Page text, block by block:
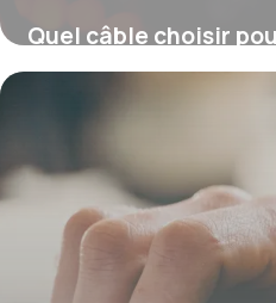
Quel câble choisir
portail électrique ?